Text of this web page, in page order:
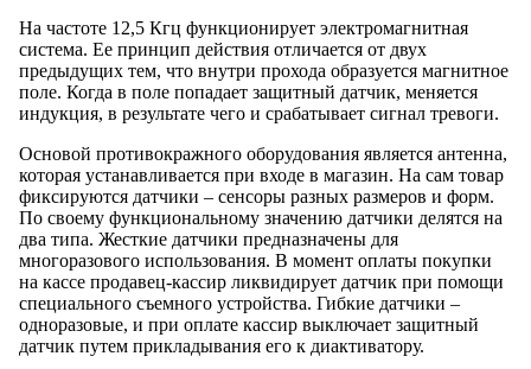
На частоте 12,5 Кгц функционирует электромагнитная
система. Ее принцип действия отличается от двух
предыдущих тем, что внутри прохода образуется магнитное
поле. Когда в поле попадает защитный датчик, меняется
индукция, в результате чего и срабатывает сигнал тревоги.
Основой противокражного оборудования является антенна,
которая устанавливается при входе в магазин. На сам товар
фиксируются датчики – сенсоры разных размеров и форм.
По своему функциональному значению датчики делятся на
два типа. Жесткие датчики предназначены для
многоразового использования. В момент оплаты покупки
на кассе продавец-кассир ликвидирует датчик при помощи
специального съемного устройства. Гибкие датчики –
одноразовые, и при оплате кассир выключает защитный
датчик путем прикладывания его к диактиватору.